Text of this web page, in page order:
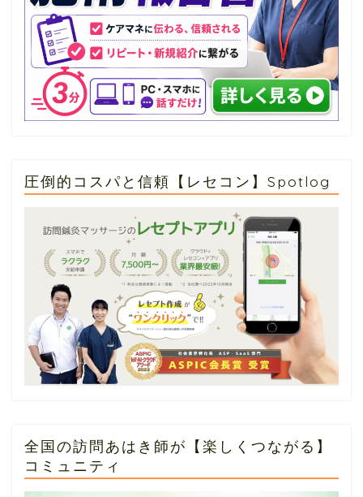
圧倒的コスパと信頼【レセコン】Spotlog
全国の訪問あはき師が【楽しくつながる】
コミュニティ